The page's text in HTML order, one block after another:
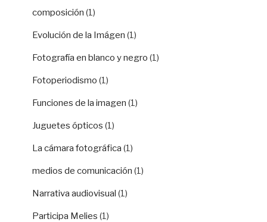
composición (1)
Evolución de la Imágen (1)
Fotografía en blanco y negro (1)
Fotoperiodismo (1)
Funciones de la imagen (1)
Juguetes ópticos (1)
La cámara fotográfica (1)
medios de comunicación (1)
Narrativa audiovisual (1)
Participa Melies (1)